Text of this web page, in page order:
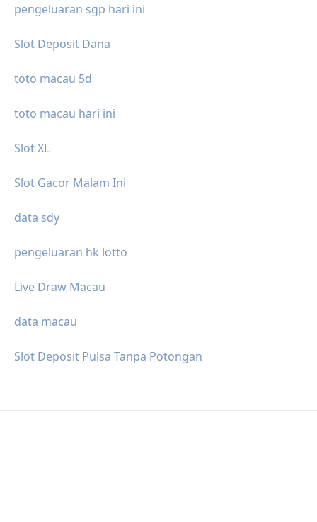
pengeluaran sgp hari ini
Slot Deposit Dana
toto macau 5d
toto macau hari ini
Slot XL
Slot Gacor Malam Ini
data sdy
pengeluaran hk lotto
Live Draw Macau
data macau
Slot Deposit Pulsa Tanpa Potongan